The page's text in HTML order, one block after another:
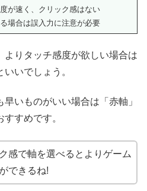
が速く、クリック感はない
場合は誤入力に注意が必要
よりタッチ感度が欲しい場合は
いいでしょう。
いものがいい場合は「赤軸」
すすめです。
感で軸を選べるとよりゲーム
できるね!